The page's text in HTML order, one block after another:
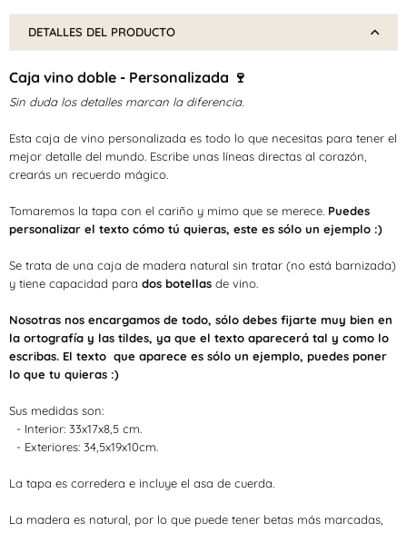
Rama
Rama
DETALLES DEL PRODUCTO
Caja vino doble - Personalizada 🍷
Sin duda los detalles marcan la diferencia.
Esta caja de vino personalizada es todo lo que necesitas para tener el
mejor detalle del mundo. Escribe unas líneas directas al corazón,
crearás un recuerdo mágico.
Tomaremos la tapa con el cariño y mimo que se merece. Puedes
personalizar el texto cómo tú quieras, este es sólo un ejemplo :)
Se trata de una caja de madera natural sin tratar (no está barnizada)
y tiene capacidad para dos botellas de vino.
Nosotras nos encargamos de todo, sólo debes fijarte muy bien en
la ortografía y las tildes, ya que el texto aparecerá tal y como lo
escribas. El texto que aparece es sólo un ejemplo, puedes poner
lo que tu quieras :)
Sus medidas son:
- Interior: 33x17x8,5 cm.
- Exteriores: 34,5x19x10cm.
La tapa es corredera e incluye el asa de cuerda.
La madera es natural, por lo que puede tener betas más marcadas,